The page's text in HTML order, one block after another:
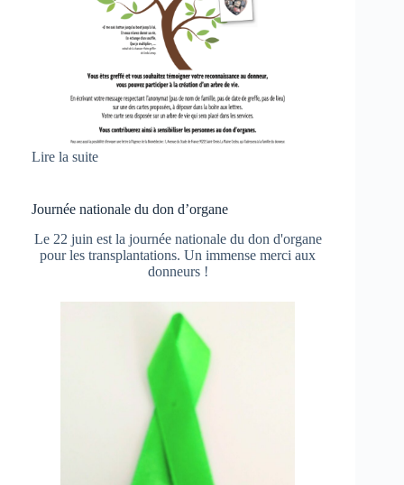
Lire la suite
Journée nationale du don d’organe
Le 22 juin est la journée nationale du don d'organe
pour les transplantations. Un immense merci aux
donneurs !